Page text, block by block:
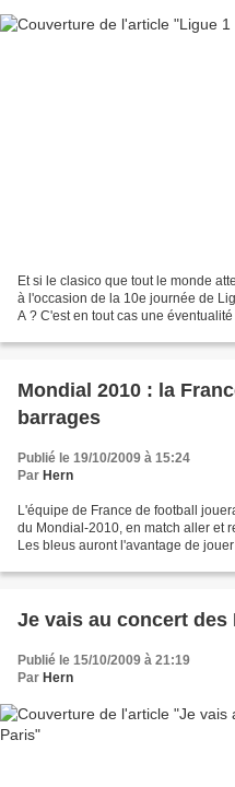
Et si le clasico que tout le monde
à l'occasion de la 10e journée de
A ? C'est en tout cas une
Mondial 2010 : la
barrages
Publié le 19/10/2009 à 15:24
Par Hern
L'équipe de France de football
du Mondial-2010, en match aller et
Les bleus auront l'avantage de
Je vais au concert des
Publié le 15/10/2009 à 21:19
Par Hern